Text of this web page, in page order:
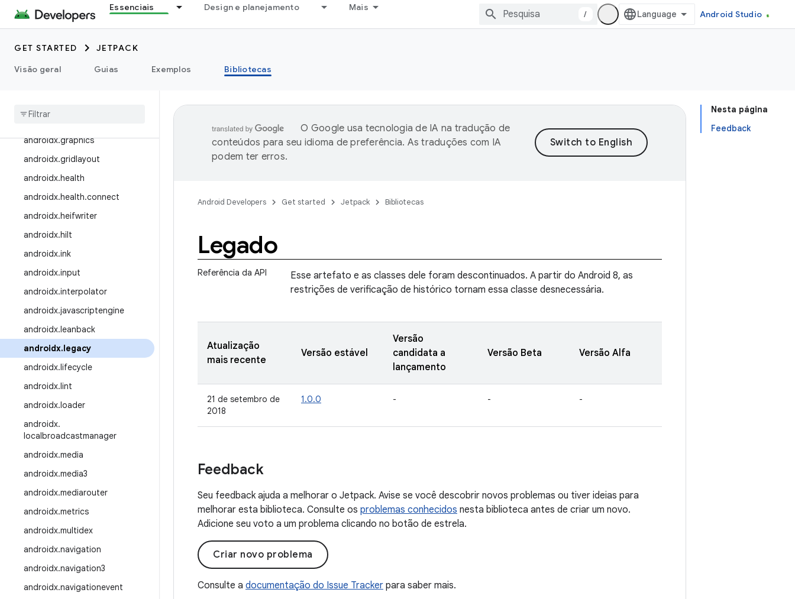
Essenciais Design e planejamento Mais
/ Android Studio
GET STARTED
JETPACK
Visão geral
Guias Exemplos Bibliotecas
androidx.emoji2
androidx.enterprise
androidx.exifinterface
androidx.fragment
androidx.graphics
androidx.gridlayout
androidx.health
androidx.health.connect
androidx.heifwriter
androidx.hilt
androidx.ink
androidx.input
androidx.interpolator
androidx.javascriptengine
androidx.leanback
androidx.legacy
androidx.lifecycle
androidx.lint
androidx.loader
androidx.
localbroadcastmanager
androidx.media
androidx.media3
androidx.mediarouter
androidx.metrics
androidx.multidex
androidx.navigation
androidx.navigation3
androidx.navigationevent
Nesta página
Feedback
O Google usa tecnologia de IA na tradução de
conteúdos para seu idioma de preferência. As traduções com IA
podem ter erros.
Android Developers Get started Jetpack Bibliotecas
Legado
Referência da API
Esse artefato e as classes dele foram descontinuados. A partir do Android 8, as
restrições de verificação de histórico tornam essa classe desnecessária.
Atualização
mais recente
Versão estável
Versão
candidata a
lançamento
Versão Beta Versão Alfa
21 de setembro de
2018
1.0.0 - - -
Feedback
Seu feedback ajuda a melhorar o Jetpack. Avise se você descobrir novos problemas ou tiver ideias para
melhorar esta biblioteca. Consulte os problemas conhecidos nesta biblioteca antes de criar um novo.
Adicione seu voto a um problema clicando no botão de estrela.
Criar novo problema
Consulte a documentação do Issue Tracker para saber mais.